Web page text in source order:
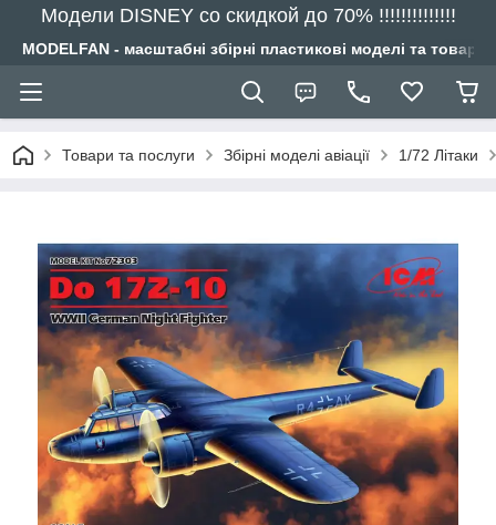
Модели DISNEY со скидкой до 70% !!!!!!!!!!!!!!
MODELFAN - масштабні збірні пластикові моделі та
Товари та послуги Збірні моделі авіації 1/72 Літаки